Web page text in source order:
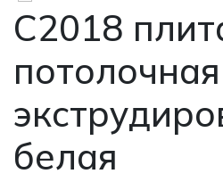
С2018
потолочная
белая